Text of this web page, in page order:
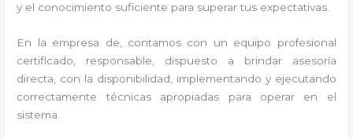
y el conocimiento suficiente para superar tus expectativas.
En la empresa de , contamos con un equipo profesional
certificado, responsable, dispuesto a brindar asesoría
directa, con la disponibilidad, implementando y ejecutando
correctamente técnicas apropiadas para operar en el
sistema.